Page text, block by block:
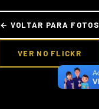
← VOLTAR PARA FOTOS
VER NO FLICKR